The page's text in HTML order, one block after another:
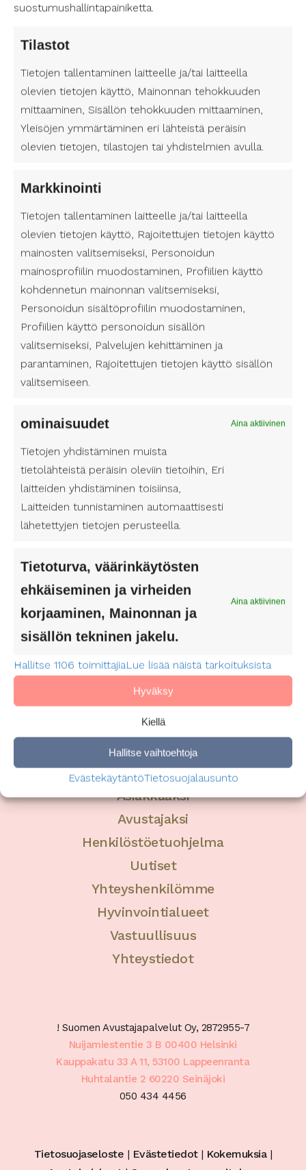
suostumushallintapainiketta.
Tilastot
Tietojen tallentaminen laitteelle ja/tai laitteella
olevien tietojen käyttö, Mainonnan tehokkuuden
mittaaminen, Sisällön tehokkuuden mittaaminen,
Yleisöjen ymmärtäminen eri lähteistä peräisin
olevien tietojen, tilastojen tai yhdistelmien avulla.
Markkinointi
Tietojen tallentaminen laitteelle ja/tai laitteella
olevien tietojen käyttö, Rajoitettujen tietojen käyttö
mainosten valitsemiseksi, Personoidun
mainosprofiilin muodostaminen, Profiilien käyttö
kohdennetun mainonnan valitsemiseksi,
Personoidun sisältöprofiilin muodostaminen,
Profiilien käyttö personoidun sisällön
valitsemiseksi, Palvelujen kehittäminen ja
parantaminen, Rajoitettujen tietojen käyttö sisällön
valitsemiseen.
ominaisuudet Aina aktiivinen
Tietojen yhdistäminen muista
tietolähteistä peräisin oleviin tietoihin, Eri
laitteiden yhdistäminen toisiinsa,
Laitteiden tunnistaminen automaattisesti
lähetettyjen tietojen perusteella.
Tietoturva, väärinkäytösten
ehkäiseminen ja virheiden
korjaaminen, Mainonnan ja
sisällön tekninen jakelu.
Aina aktiivinen
Hallitse 1106 toimittajiaLue lisää näistä tarkoituksista
Hyväksy
Kiellä
Hallitse vaihtoehtoja
EvästekäytäntöTietosuojalausunto
vierailijoille. Rannalla on esteettömiä laitureita ja
saavutettavampia. Lisäksi alueella järjestetään
suunnattu erityisesti henkilöille, joilla on fyysisiä
rajoitteita.
Avustaja tukenasi liikuntaharrastuksissa
arkea. Henkilökohtaisen avustajan tehtävänä on
auttaa asiakastaan liikuntatilanteissa, kuten
vaatetuksessa, siirtymisessä paikasta toiseen ja
itse liikuntasuorituksen aikana. Suomen
Avustajapalvelut tarjoaa koulutettuja
henkilökohtaisia avustajia Satakunnan alueella,
jotta jokaisella olisi mahdollisuus nauttia liikunnan
ilosta täysillä.
Henkilökohtainen avustaja voi myös toimia
motivaation lähteenä ja mentaliteetin tukijana
rohkaisten asiakasta kokeilemaan uusia lajeja ja
ylittämään itsensä. Avustajan läsnäolo
mikä on erityisen tärkeää, jos liikuntaharrastus on
rajoitteita.
Lue lisää täältä:Henkilökohtainen avustaja
Satakunnan hyvinvointialue
Asiakkaaksi
Avustajaksi
Henkilöstöetuohjelma
Uutiset
Yhteyshenkilömme
Hyvinvointialueet
Vastuullisuus
Yhteystiedot
! Suomen Avustajapalvelut Oy, 2872955-7
Nuijamiestentie 3 B 00400 Helsinki
Kauppakatu 33 A 11, 53100 Lappeenranta
Huhtalantie 2 60220 Seinäjoki
050 434 4456
Tietosuojaseloste | Evästetiedot| Kokemuksia|